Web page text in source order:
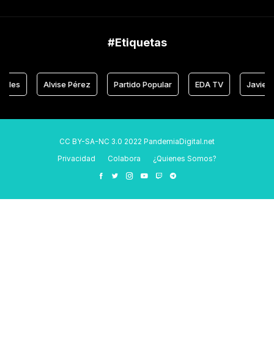
#Etiquetas
Alvise Pérez Partido Popular EDA TV Javier Negre
CC BY-SA-NC 3.0 2022 PandemiaDigital.net
Privacidad
Colabora ¿Quienes Somos?